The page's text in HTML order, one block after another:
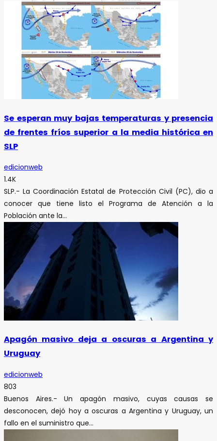
Se esperan muy bajas temperaturas y presencia
de frentes fríos superior a la media histórica en
SLP
edicionweb
1.4K
SLP.- La Coordinación Estatal de Protección Civil (PC), dio a
conocer que tiene listo el Programa de Atención a la
Población ante la...
Apagón masivo deja a oscuras a Argentina y
Uruguay
edicionweb
803
Buenos Aires.- Un apagón masivo, cuyas causas se
desconocen, dejó hoy a oscuras a Argentina y Uruguay, un
fallo en el suministro que...